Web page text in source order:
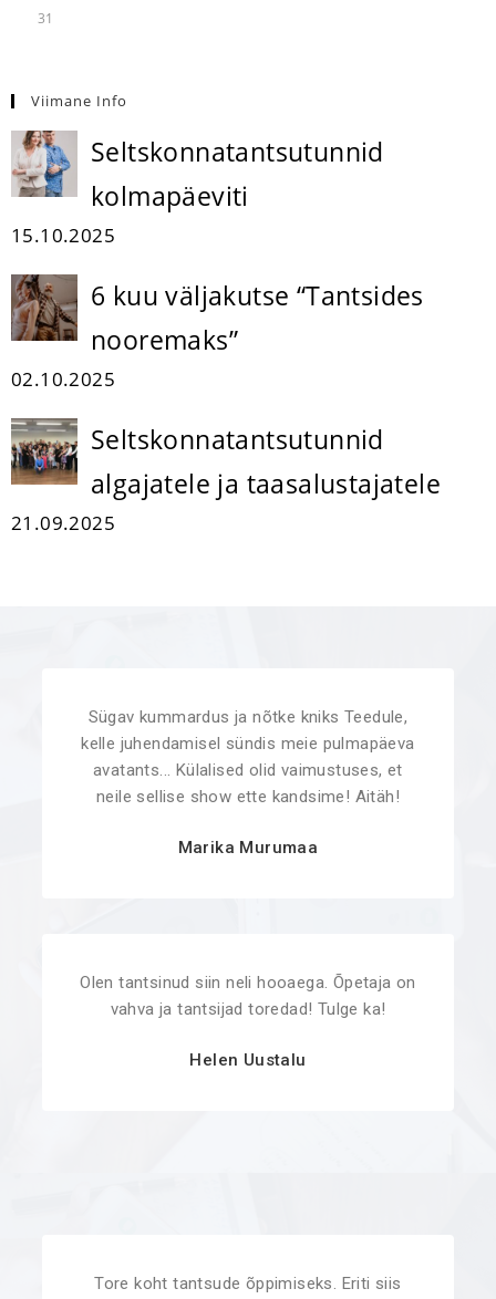
31
Viimane Info
Seltskonnatantsutunnid
kolmapäeviti
15.10.2025
6 kuu väljakutse “Tantsides
nooremaks”
02.10.2025
Seltskonnatantsutunnid
algajatele ja taasalustajatele
21.09.2025
Sügav kummardus ja nõtke kniks Teedule,
kelle juhendamisel sündis meie pulmapäeva
avatants... Külalised olid vaimustuses, et
neile sellise show ette kandsime! Aitäh!
Marika Murumaa
Olen tantsinud siin neli hooaega. Õpetaja on
vahva ja tantsijad toredad! Tulge ka!
Helen Uustalu
Tore koht tantsude õppimiseks. Eriti siis